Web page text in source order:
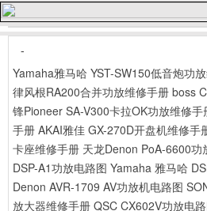
-
Yamaha雅马哈 YST-SW150低音炮功
律风根RA200合并功放维修手册 boss
锋Pioneer SA-V300卡拉OK功放维修手
手册 AKAI雅佳 GX-270D开盘机维修手
卡座维修手册 天龙Denon PoA-6600功
DSP-A1功放电路图 Yamaha 雅马哈
Denon AVR-1709 AV功放机电路图
放大器维修手册 QSC CX602V功放电